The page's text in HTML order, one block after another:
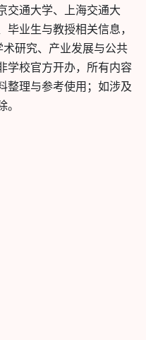
交通大学、上海交通大
业生与教授相关信息，
术研究、产业发展与公共
学校官方开办，所有内容
整理与参考使用；如涉及
。